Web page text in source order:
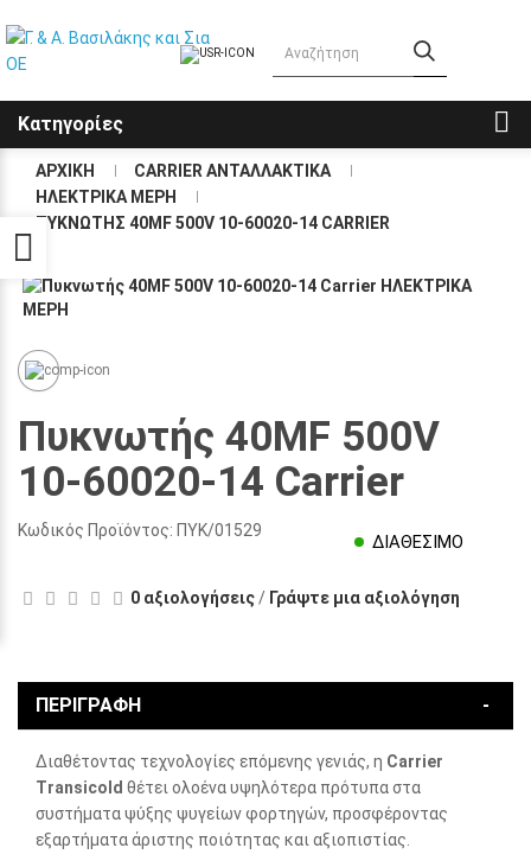
Κατηγορίες
ΑΡΧΙΚΗ
CARRIER ΑΝΤΑΛΛΑΚΤΙΚΑ
ΗΛΕΚΤΡΙΚΑ ΜΕΡΗ
ΠΥΚΝΩΤΗΣ 40MF 500V 10-60020-14 CARRIER
Πυκνωτής 40MF 500V
10-60020-14 Carrier
Κωδικός Προϊόντος: ΠΥΚ/01529
ΔΙΑΘΕΣΙΜΟ
0 αξιολογήσεις/ Γράψτε μια αξιολόγηση
ΠΕΡΙΓΡΑΦΗ
Διαθέτοντας τεχνολογίες επόμενης γενιάς, η Carrier
Transicold θέτει ολοένα υψηλότερα πρότυπα στα
συστήματα ψύξης ψυγείων φορτηγών, προσφέροντας
εξαρτήματα άριστης ποιότητας και αξιοπιστίας.
Προσβασιμότητα